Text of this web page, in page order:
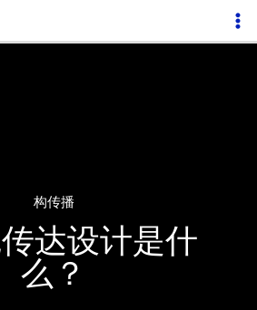
构传播
达设计是什
么？